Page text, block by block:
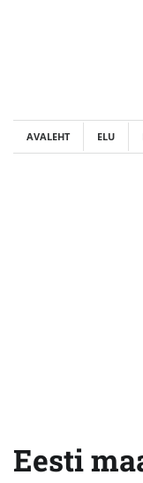
AVALEHT ELU
Eesti